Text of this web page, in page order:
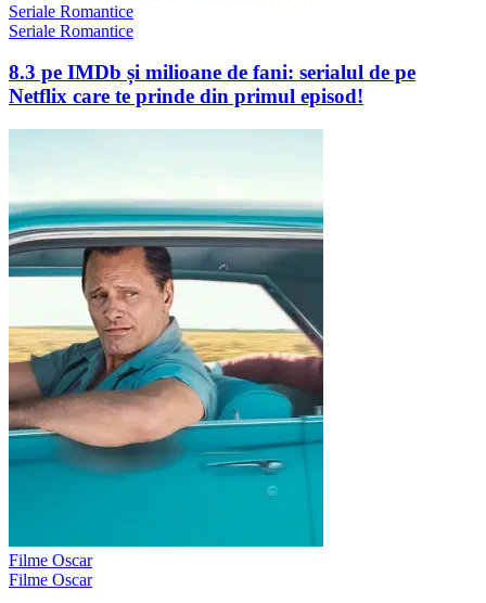
Seriale Romantice
Seriale Romantice
8.3 pe IMDb și milioane de fani: serialul de pe
Netflix care te prinde din primul episod!
Filme Oscar
Filme Oscar